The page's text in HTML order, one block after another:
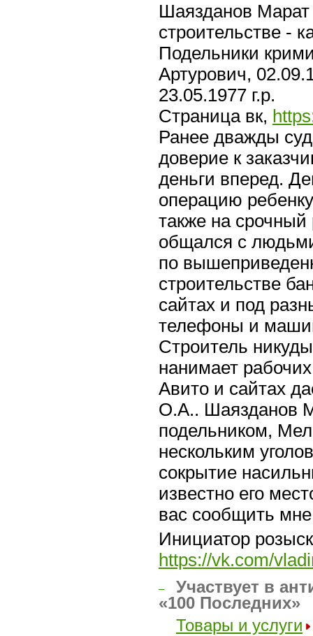
Шаязданов
строительстве -
Подельники
Артурович,
23.05.1977 г.р.
Страница вк,
Ранее дважды
доверие к
деньги вперед.
операцию
также на
общался с
по
строительстве
сайтах и под
телефоны и
Строитель
нанимает
Авито и сайтах
О.А.. Шаязданов
подельником,
нескольким
сокрытие
известно его
вас сообщить
Инициатор
https://vk.com/
–
Участвует в
«100 Последних»
Товары и услуги